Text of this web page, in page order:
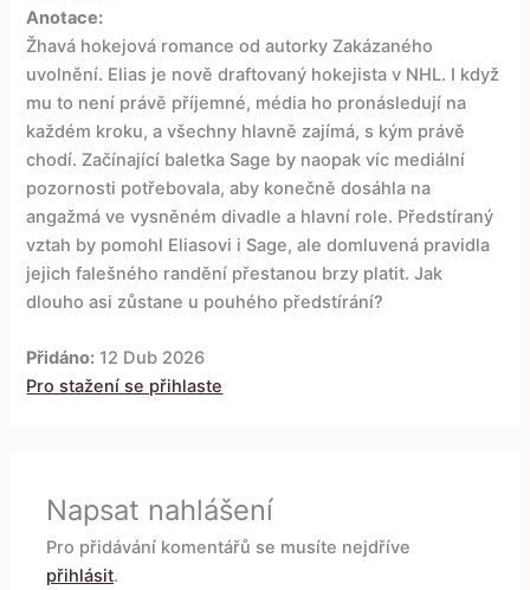
Anotace:
Žhavá hokejová romance od autorky Zakázaného
uvolnění. Elias je nově draftovaný hokejista v NHL. I když
mu to není právě příjemné, média ho pronásledují na
každém kroku, a všechny hlavně zajímá, s kým právě
chodí. Začínající baletka Sage by naopak víc mediální
pozornosti potřebovala, aby konečně dosáhla na
angažmá ve vysněném divadle a hlavní role. Předstíraný
vztah by pomohl Eliasovi i Sage, ale domluvená pravidla
jejich falešného randění přestanou brzy platit. Jak
dlouho asi zůstane u pouhého předstírání?
Přidáno: 12 Dub 2026
Pro stažení se přihlaste
Napsat nahlášení
Pro přidávání komentářů se musíte nejdříve
přihlásit.